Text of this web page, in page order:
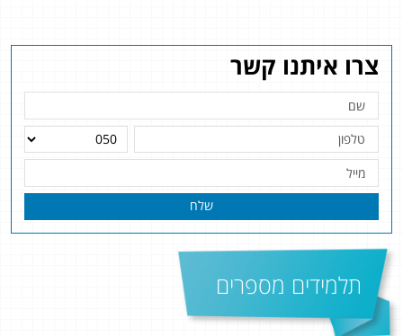
צרו איתנו קשר
שלח
תלמידים מספרים